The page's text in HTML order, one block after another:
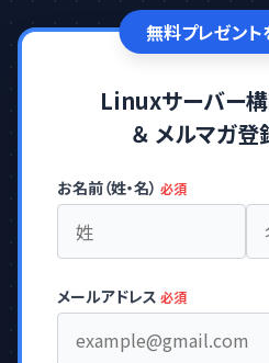
無料プレゼント
Linuxサーバー
＆ メルマガ登
お名前（姓・名） 必須
メールアドレス 必須